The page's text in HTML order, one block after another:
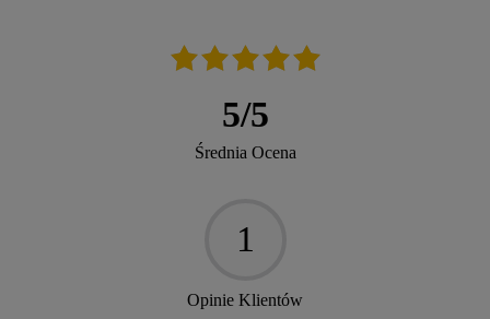
5/5
Średnia Ocena
1
Opinie Klientów